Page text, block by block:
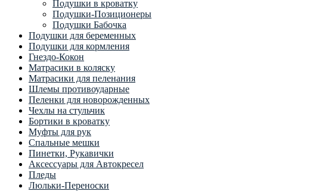
Подушки в кроватку
Подушки-Позиционеры
Подушки Бабочка
Подушки для беременных
Подушки для кормления
Гнездо-Кокон
Матрасики в коляску
Матрасики для пеленания
Шлемы противоударные
Пеленки для новорожденных
Чехлы на стульчик
Бортики в кроватку
Муфты для рук
Спальные мешки
Пинетки, Рукавички
Аксессуары для Автокресел
Пледы
Люльки-Переноски